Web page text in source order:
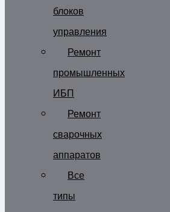
блоков
управления
Ремонт
промышленных
ИБП
Ремонт
сварочных
аппаратов
Все
типы